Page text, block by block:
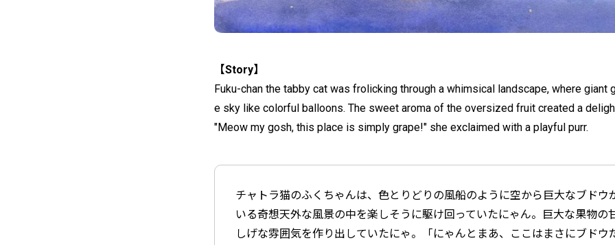
【Story】
Fuku-chan the tabby cat was frolicking through a whimsical landscape, where giant
e sky like colorful balloons. The sweet aroma of the oversized fruit created a
"Meow my gosh, this place is simply grape!" she exclaimed with a playful purr.
チャトラ猫のふくちゃんは、色とりどりの風船のように空から巨大なブドウ
いる奇想天外な風景の中を楽しそうに駆け回っていたにゃん。巨大な果物の
しげな雰囲気を作り出していたにゃ。「にゃんとまあ、ここはまさにブドウ